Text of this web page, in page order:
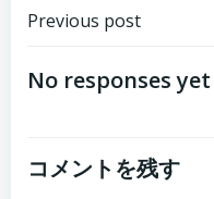
Post
navigation
Previous post
No responses yet
コメントを残す